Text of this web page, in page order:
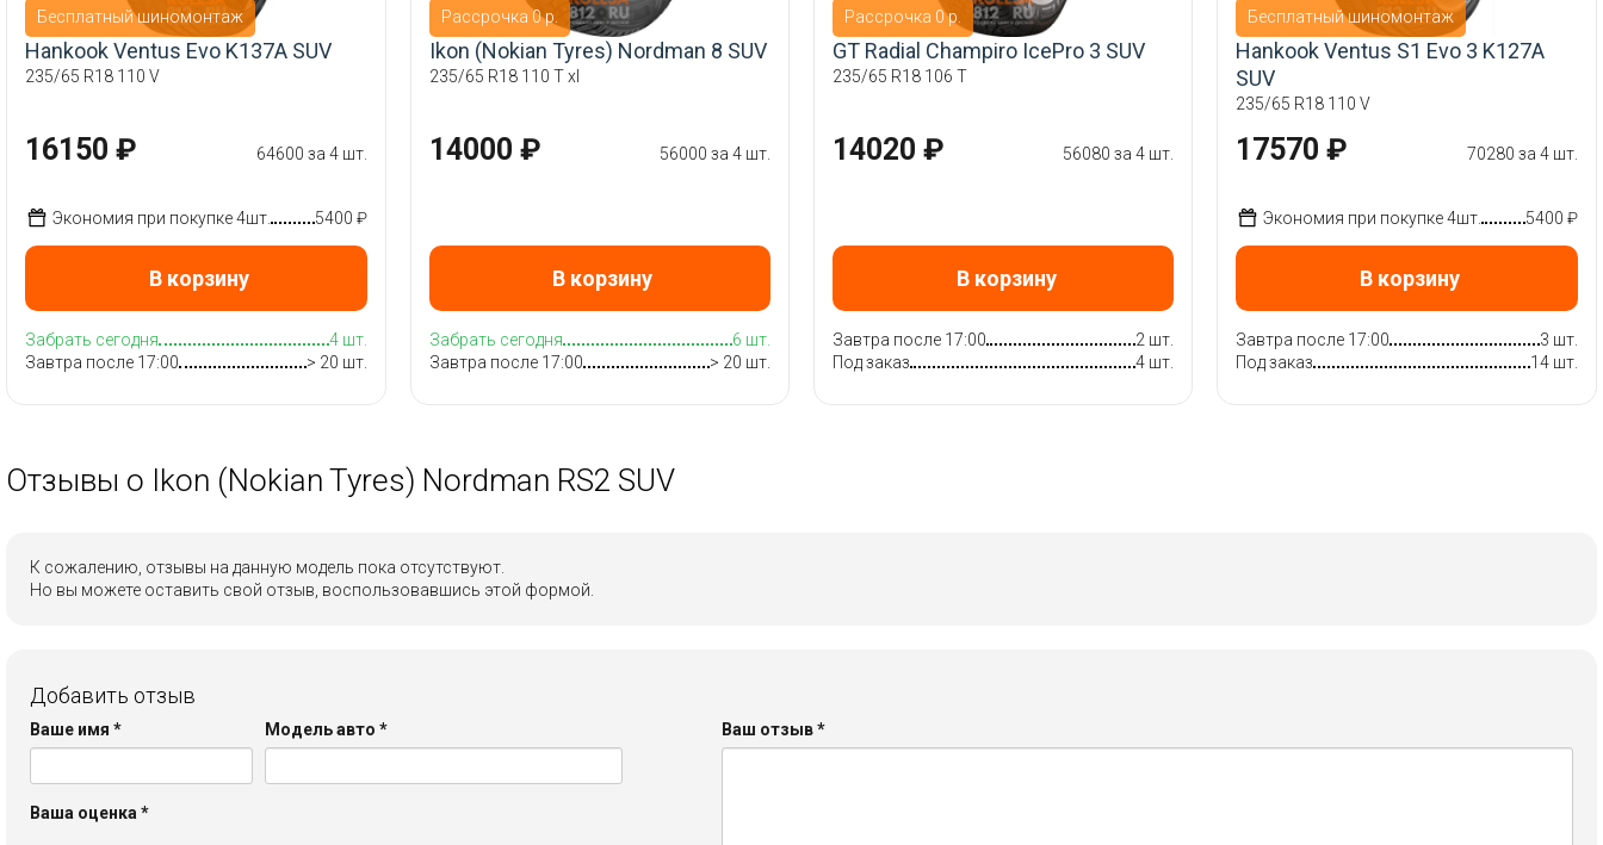
Бесплатный шиномонтаж
Hankook Ventus Evo K137A SUV
235/65 R18 110 V
16150 ₽ 64600 за 4 шт.
Экономия при покупке 4шт. 5400 ₽
В корзину
Забрать сегодня
4 шт.
Завтра после 17:00
> 20 шт.
Рассрочка 0 р.
Ikon (Nokian Tyres) Nordman 8 SUV
235/65 R18 110 T xl
14000 ₽ 56000 за 4 шт.
В корзину
Забрать сегодня
6 шт.
Завтра после 17:00
> 20 шт.
Рассрочка 0 р.
GT Radial Champiro IcePro 3 SUV
235/65 R18 106 T
14020 ₽ 56080 за 4 шт.
В корзину
Завтра после 17:00
2 шт.
Под заказ
4 шт.
Бесплатный шиномонтаж
Hankook Ventus S1 Evo 3 K127A
SUV
235/65 R18 110 V
17570 ₽ 70280 за 4 шт.
Экономия при покупке 4шт. 5400 ₽
В корзину
Завтра после 17:00
3 шт.
Под заказ
14 шт.
Отзывы о Ikon (Nokian Tyres) Nordman RS2 SUV
К сожалению, отзывы на данную модель пока отсутствуют.
Но вы можете оставить свой отзыв, воспользовавшись этой формой.
Добавить отзыв
Ваше имя * Модель авто*
Ваша оценка *
Ваш отзыв*